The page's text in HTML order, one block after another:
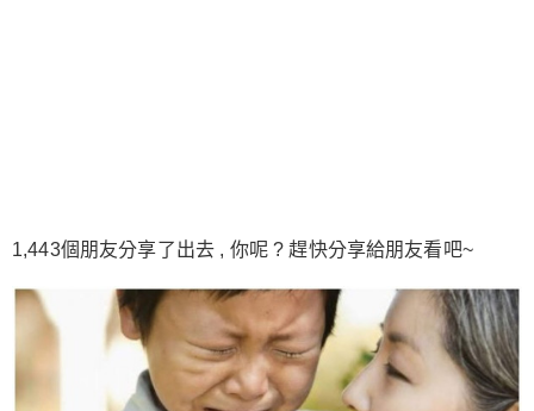
1,443個朋友分享了出去 , 你呢 ? 趕快分享給朋友看吧~
¥
您没有权限发布内容，请购买会员或者提升权限。
6位以上